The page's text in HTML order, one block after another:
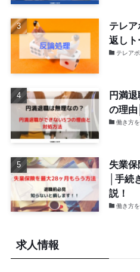
テレア
返しト
テレア
円満
の理
働き方
失業
│手続
説！
働き方
求人情報